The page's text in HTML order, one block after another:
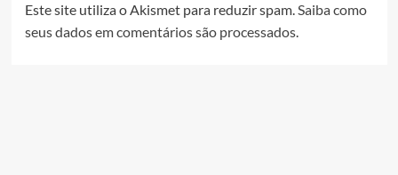
Este site utiliza o Akismet para reduzir spam.Saiba como
seus dados em comentários são processados.